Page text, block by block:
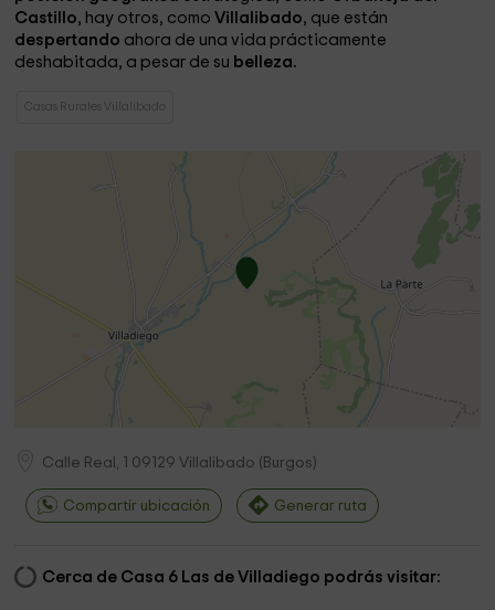
Castillo, hay otros, comoVillalibado, que están
despertando ahora de una vida prácticamente
deshabitada, a pesar de su belleza.
Casas Rurales Villalibado
Calle Real, 1 09129 Villalibado ( Burgos)
Compartir ubicación Generar ruta
Cerca de Casa 6 Las de Villadiego podrás visitar: